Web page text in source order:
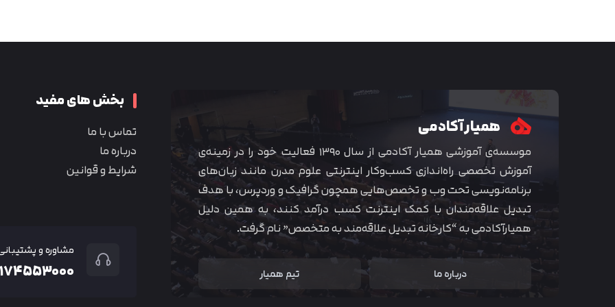
همیار آکادمی
موسسه‌ی آموزشی همیار آکادمی از سال ۱۳۹۰ فعالیت خود را در زمینه‌ی
آموزش تخصصی راه‌اندازی کسب‌و‌کار اینترنتی علوم مدرن مانند زبان‌های
برنامه‌نویسی تحت وب و تخصص‌هایی همچون گرافیک و وردپرس، با هدف
تبدیل علاقه‌مندان با کمک اینترنت کسب درآمد کنند، به همین دلیل
همیارآکادمی به “کارخانه تبدیل علاقه‌مند به متخصص” نام گرفت.
درباره ما تیم همیار
بخش های مفید
تماس با ما
درباره ما
شرایط و قوانین
مشاوره و
متوجه شدم